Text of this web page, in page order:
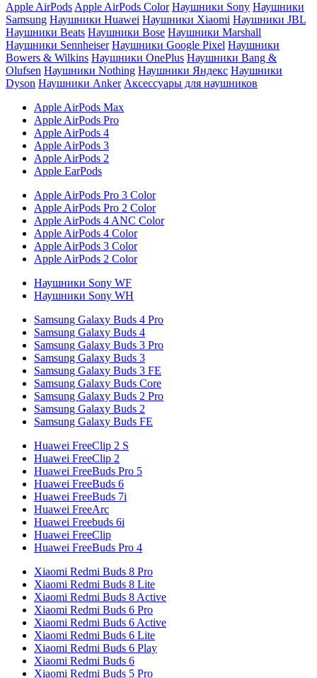
Apple AirPods Apple AirPods Color Наушники Sony Наушники
Samsung Наушники Huawei Наушники Xiaomi Наушники JBL
Наушники Beats Наушники Bose Наушники Marshall
Наушники Sennheiser Наушники Google Pixel Наушники
Bowers & Wilkins Наушники OnePlus Наушники Bang &
Olufsen Наушники Nothing Наушники Яндекс Наушники
Dyson Наушники Anker Аксессуары для наушников
Apple AirPods Max
Apple AirPods Pro
Apple AirPods 4
Apple AirPods 3
Apple AirPods 2
Apple EarPods
Apple AirPods Pro 3 Color
Apple AirPods Pro 2 Color
Apple AirPods 4 ANC Color
Apple AirPods 4 Color
Apple AirPods 3 Color
Apple AirPods 2 Color
Наушники Sony WF
Наушники Sony WH
Samsung Galaxy Buds 4 Pro
Samsung Galaxy Buds 4
Samsung Galaxy Buds 3 Pro
Samsung Galaxy Buds 3
Samsung Galaxy Buds 3 FE
Samsung Galaxy Buds Core
Samsung Galaxy Buds 2 Pro
Samsung Galaxy Buds 2
Samsung Galaxy Buds FE
Huawei FreeClip 2 S
Huawei FreeClip 2
Huawei FreeBuds Pro 5
Huawei FreeBuds 6
Huawei FreeBuds 7i
Huawei FreeArc
Huawei Freebuds 6i
Huawei FreeClip
Huawei FreeBuds Pro 4
Xiaomi Redmi Buds 8 Pro
Xiaomi Redmi Buds 8 Lite
Xiaomi Redmi Buds 8 Active
Xiaomi Redmi Buds 6 Pro
Xiaomi Redmi Buds 6 Active
Xiaomi Redmi Buds 6 Lite
Xiaomi Redmi Buds 6 Play
Xiaomi Redmi Buds 6
Xiaomi Redmi Buds 5 Pro